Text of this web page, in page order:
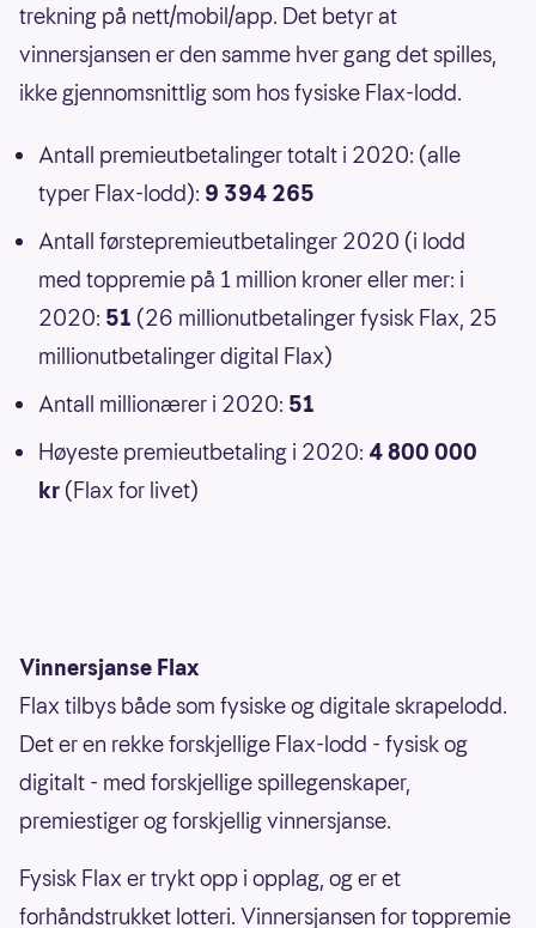
trekning på nett/mobil/app. Det betyr at
vinnersjansen er den samme hver gang det spilles,
ikke gjennomsnittlig som hos fysiske Flax-lodd.
Antall premieutbetalinger totalt i 2020: (alle
typer Flax-lodd): 9 394 265
Antall førstepremieutbetalinger 2020 (i lodd
med toppremie på 1 million kroner eller mer: i
2020: 51 (26 millionutbetalinger fysisk Flax, 25
millionutbetalinger digital Flax)
Antall millionærer i 2020: 51
Høyeste premieutbetaling i 2020: 4 800 000
kr (Flax for livet)
Vinnersjanse Flax
Flax tilbys både som fysiske og digitale skrapelodd.
Det er en rekke forskjellige Flax-lodd - fysisk og
digitalt - med forskjellige spillegenskaper,
premiestiger og forskjellig vinnersjanse.
Fysisk Flax er trykt opp i opplag, og er et
forhåndstrukket lotteri. Vinnersjansen for toppremie